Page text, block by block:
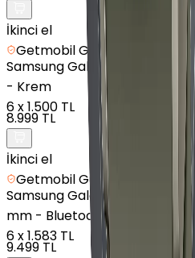
İkinci el
Getmobil Güvencesi
SamsungGalaxy Watch 7 -
- Krem
6x1.500 TL
8.999 TL
İkinci el
Getmobil Güvencesi
SamsungGalaxy Watch 6
mm - Bluetooth Wi-Fi -
6x1.583 TL
9.499 TL